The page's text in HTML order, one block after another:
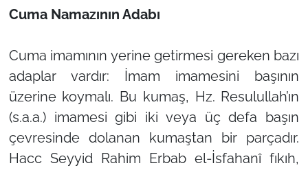
Cuma Namazının Adabı
Cuma imamının yerine getirmesi gereken bazı
adaplar vardır: İmam imamesini başının
üzerine koymalı. Bu kumaş, Hz. Resulullah’ın
(s.a.a.) imamesi gibi iki veya üç defa başın
çevresinde dolanan kumaştan bir parçadır.
Hacc Seyyid Rahim Erbab el-İsfahanî fıkıh,